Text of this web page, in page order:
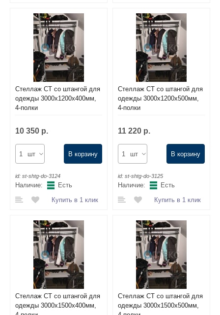
Стеллаж СТ со штангой для
одежды 3000х1200х400мм,
4-полки
10 350 р.
шт В корзину
id: st-shtg-do-3124
Наличие:
Есть
Купить в 1 клик
Стеллаж СТ со штангой для
одежды 3000х1200х500мм,
4-полки
11 220 р.
шт В корзину
id: st-shtg-do-3125
Наличие:
Есть
Купить в 1 клик
Стеллаж СТ со штангой для
одежды 3000х1500х400мм,
Стеллаж СТ со штангой для
одежды 3000х1500х500мм,